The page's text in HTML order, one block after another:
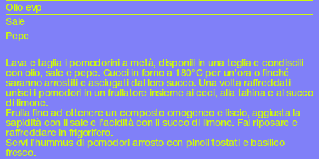
Olio evp
Sale
Pepe
Lava e taglia i pomodorini a metà, disponili in una teglia e condiscili
con olio, sale e pepe. Cuoci in forno a 180°C per un’ora o finché
saranno arrostiti e asciugati dal loro succo. Una volta raffreddati
unisci i pomodori in un frullatore insieme ai ceci, alla tahina e al succo
di limone.
Frulla fino ad ottenere un composto omogeneo e liscio, aggiusta la
sapidità con il sale e l’acidità con il succo di limone. Fai riposare e
raffreddare in frigorifero.
Servi l’hummus di pomodori arrosto con pinoli tostati e basilico
fresco.